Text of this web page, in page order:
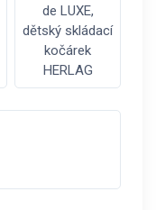
de LUXE,
dětský skládací
kočárek
HERLAG